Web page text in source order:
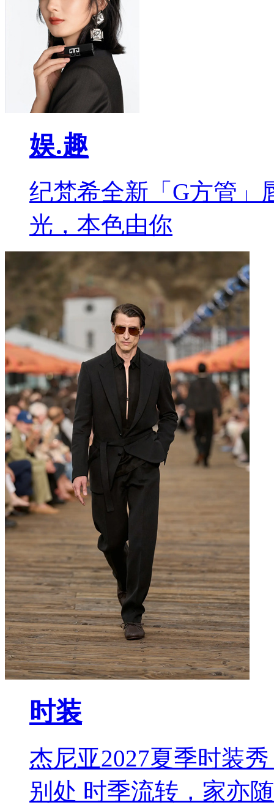
娱.趣
纪梵希全新「G方管」
光，本色由你
时装
杰尼亚2027夏季时装
别处 时季流转，家亦